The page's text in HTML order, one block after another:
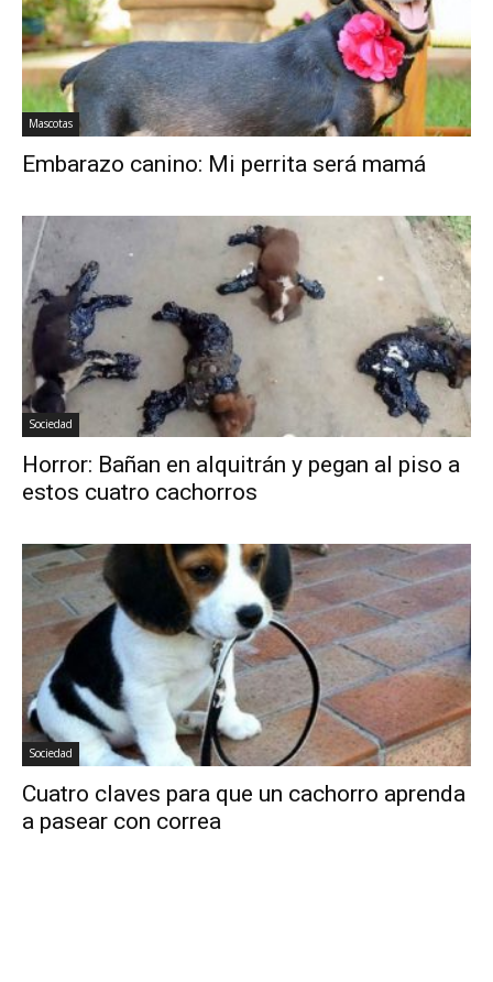
Mascotas
Embarazo canino: Mi perrita será mamá
Sociedad
Horror: Bañan en alquitrán y pegan al piso a
estos cuatro cachorros
Sociedad
Cuatro claves para que un cachorro aprenda
a pasear con correa